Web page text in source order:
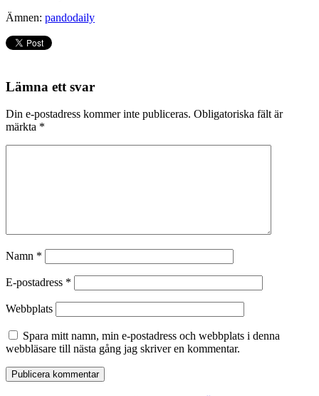
Ämnen: pandodaily
Lämna ett svar
Din e-postadress kommer inte publiceras. Obligatoriska fält är
märkta *
Namn *
E-postadress *
Webbplats
Spara mitt namn, min e-postadress och webbplats i denna
webbläsare till nästa gång jag skriver en kommentar.